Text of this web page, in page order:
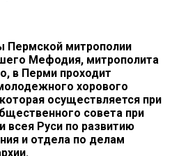
Пермской митрополии
Мефодия, митрополита
в Перми проходит
хорового
осуществляется при
совета при
всея Руси по развитию
и отдела по делам